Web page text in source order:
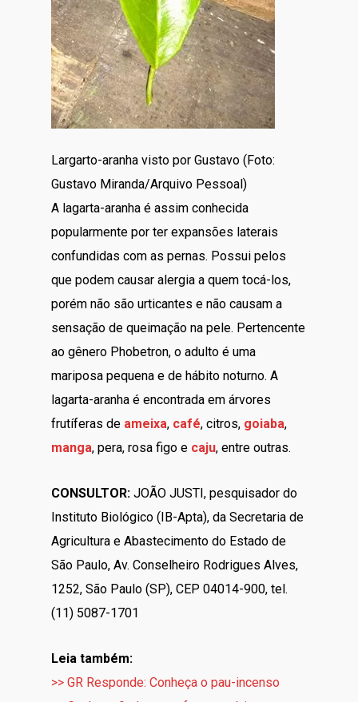
Largarto-aranha visto por Gustavo (Foto:
Gustavo Miranda/Arquivo Pessoal)
A lagarta-aranha é assim conhecida
popularmente por ter expansões laterais
confundidas com as pernas. Possui pelos
que podem causar alergia a quem tocá-los,
porém não são urticantes e não causam a
sensação de queimação na pele. Pertencente
ao gênero Phobetron, o adulto é uma
mariposa pequena e de hábito noturno. A
lagarta-aranha é encontrada em árvores
frutíferas de ameixa, café, citros, goiaba,
manga, pera, rosa figo e caju, entre outras.
CONSULTOR: JOÃO JUSTI, pesquisador do
Instituto Biológico (IB-Apta), da Secretaria de
Agricultura e Abastecimento do Estado de
São Paulo, Av. Conselheiro Rodrigues Alves,
1252, São Paulo (SP), CEP 04014-900, tel.
(11) 5087-1701
Leia também:
>> GR Responde: Conheça o pau-incenso